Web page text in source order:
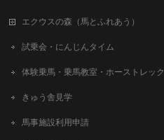
エクウスの森（馬とふれあう）
試乗会・にんじんタイム
体験乗馬・乗馬教室・ホーストレック
きゅう舎見学
馬事施設利用申請